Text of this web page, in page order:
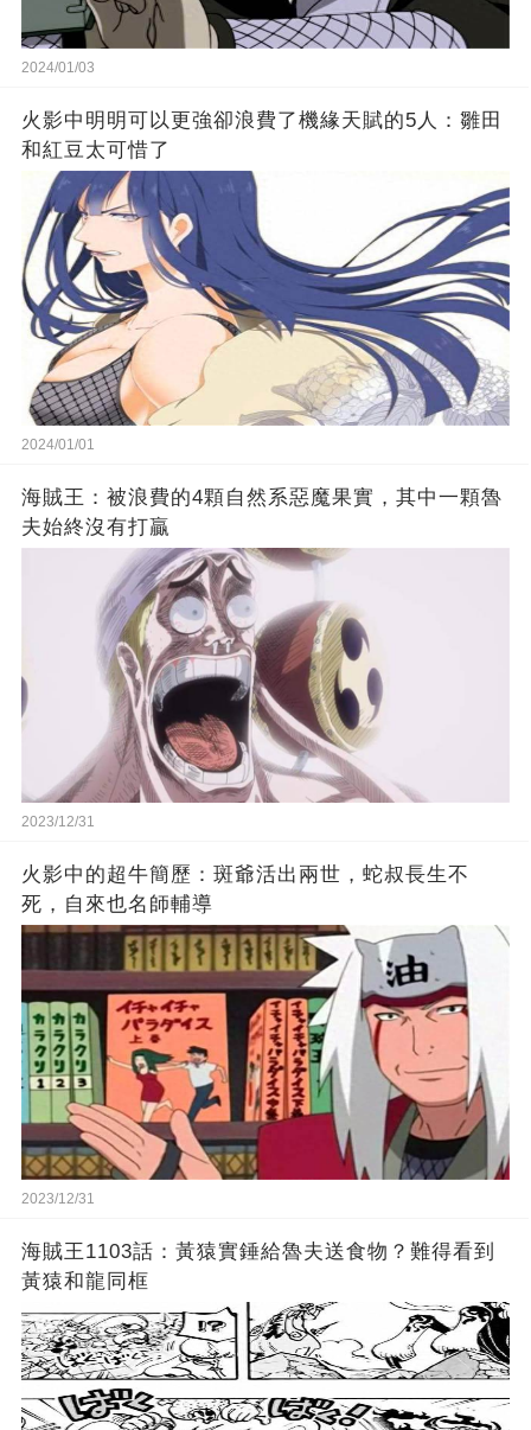
2024/01/03
火影中明明可以更強卻浪費了機緣天賦的5人：雛田
和紅豆太可惜了
2024/01/01
海賊王：被浪費的4顆自然系惡魔果實，其中一顆魯
夫始終沒有打贏
2023/12/31
火影中的超牛簡歷：斑爺活出兩世，蛇叔長生不
死，自來也名師輔導
2023/12/31
海賊王1103話：黃猿實錘給魯夫送食物？難得看到
黃猿和龍同框